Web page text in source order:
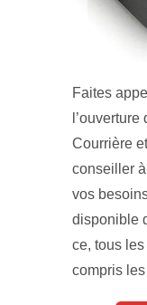
Faites
Courrière
conseiller à
vos
disponible
ce, tous
compris